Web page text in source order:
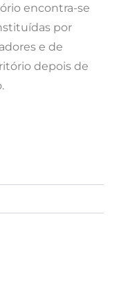
encontra-se
por
e de
depois de